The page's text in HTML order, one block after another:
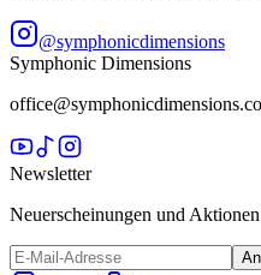
@symphonicdimensions
Symphonic Dimensions
Newsletter
Neuerscheinungen und